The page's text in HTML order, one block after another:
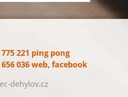
775 221 ping pong
656 036 web, facebook
ec-dehylov.cz